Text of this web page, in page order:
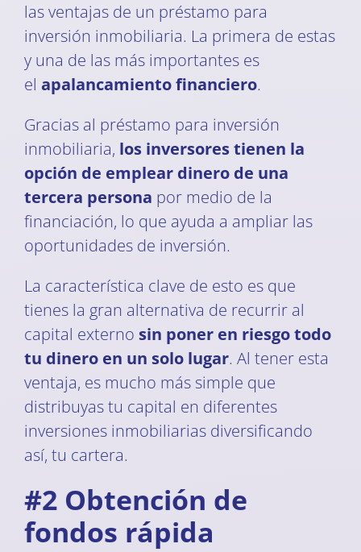
las ventajas de un préstamo para
inversión inmobiliaria. La primera de estas
y una de las más importantes es
el apalancamiento financiero.
Gracias al préstamo para inversión
inmobiliaria, los inversores tienen la
opción de emplear dinero de una
tercera persona por medio de la
financiación, lo que ayuda a ampliar las
oportunidades de inversión.
La característica clave de esto es que
tienes la gran alternativa de recurrir al
capital externo sin poner en riesgo todo
tu dinero en un solo lugar. Al tener esta
ventaja, es mucho más simple que
distribuyas tu capital en diferentes
inversiones inmobiliarias diversificando
así, tu cartera.
#2 Obtención de
fondos rápida